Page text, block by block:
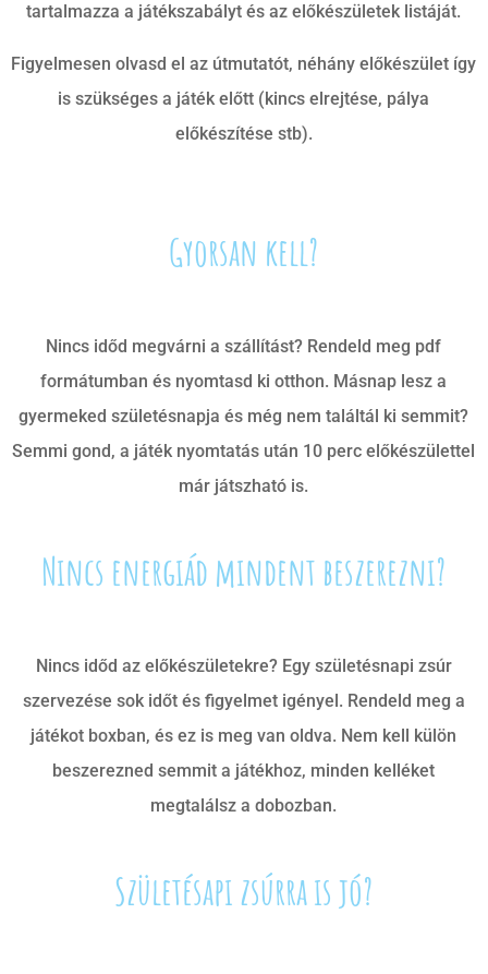
tartalmazza a játékszabályt és az előkészületek listáját.
Figyelmesen olvasd el az útmutatót, néhány előkészület így
is szükséges a játék előtt (kincs elrejtése, pálya
előkészítése stb).
Gyorsan kell?
Nincs időd megvárni a szállítást? Rendeld meg pdf
formátumban és nyomtasd ki otthon. Másnap lesz a
gyermeked születésnapja és még nem találtál ki semmit?
Semmi gond, a játék nyomtatás után 10 perc előkészülettel
már játszható is.
Nincs energiád mindent beszerezni?
Nincs időd az előkészületekre? Egy születésnapi zsúr
szervezése sok időt és figyelmet igényel. Rendeld meg a
játékot boxban, és ez is meg van oldva. Nem kell külön
beszerezned semmit a játékhoz, minden kelléket
megtalálsz a dobozban.
Születésapi zsúrra is jó?